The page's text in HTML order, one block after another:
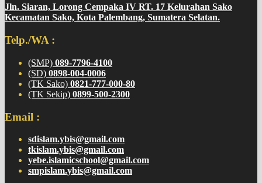
Jln. Siaran, Lorong Cempaka IV RT. 17 Kelurahan Sako
Kecamatan Sako, Kota Palembang, Sumatera Selatan.
Telp./WA :
(SMP) 089-7796-4100
(SD) 0898-004-0006
(TK Sako) 0821-777-000-80
(TK Sekip) 0899-500-2300
Email :
sdislam.ybis@gmail.com
tkislam.ybis@gmail.com
yebe.islamicschool@gmail.com
smpislam.ybis@gmail.com